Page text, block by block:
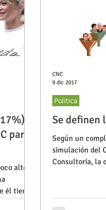
para
alto y
tiene”,
Se definen
Según un
simulación del
Consultoría, la
Política
CNC
9 dic 2017